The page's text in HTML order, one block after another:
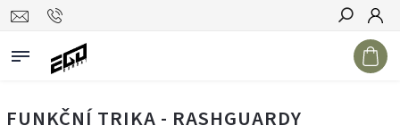
Hledat
FUNKČNÍ TRIKA - RASHGUARDY